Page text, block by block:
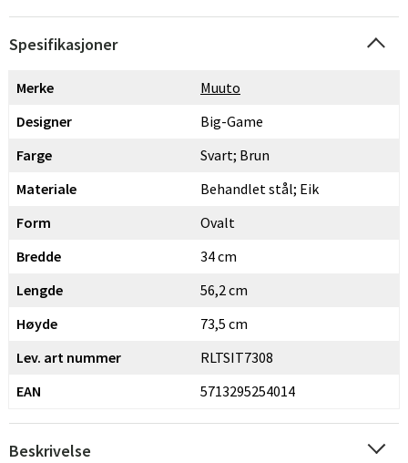
Spesifikasjoner
Merke
Muuto
Designer
Big-Game
Farge
Svart; Brun
Materiale
Behandlet stål; Eik
Form
Ovalt
Bredde
34 cm
Lengde
56,2 cm
Høyde
73,5 cm
Lev. art nummer
RLTSIT7308
EAN
5713295254014
Beskrivelse